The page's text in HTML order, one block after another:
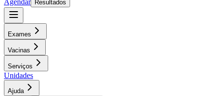
Agendar
Resultados
Exames
Vacinas
Serviços
Unidades
Ajuda